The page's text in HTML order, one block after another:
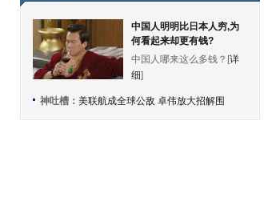
中国人明明比日本人穷,为
何看起来却更有钱?
中国人哪来这么多钱？[详
细]
神吐槽： 美联航成全球公敌 卓伟放大招解围